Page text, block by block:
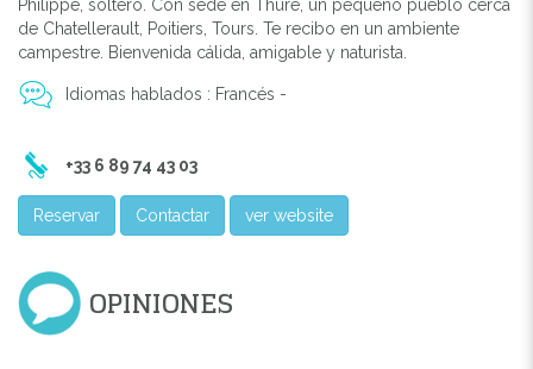
Philippe, soltero. Con sede en Thuré, un pequeño pueblo cerca
de Chatellerault, Poitiers, Tours. Te recibo en un ambiente
campestre. Bienvenida cálida, amigable y naturista.
Idiomas hablados : Francés -
+33 6 89 74 43 03
Reservar Contactar ver website
OPINIONES